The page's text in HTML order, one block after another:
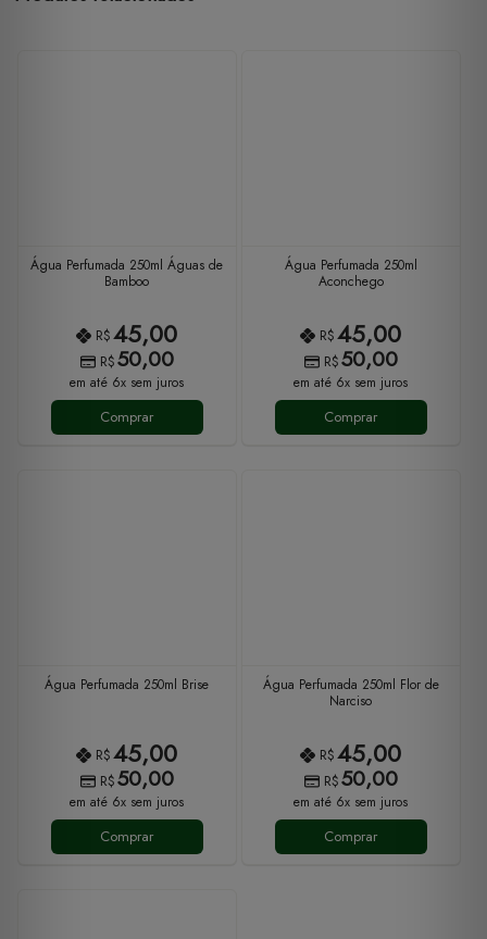
Água Perfumada 250ml Águas de
Bamboo
R$45,00
R$50,00
em até 6x sem juros
Comprar
Água Perfumada 250ml
Aconchego
R$45,00
R$50,00
em até 6x sem juros
Comprar
Água Perfumada 250ml Brise
R$45,00
R$50,00
em até 6x sem juros
Comprar
Água Perfumada 250ml Flor de
Narciso
R$45,00
R$50,00
em até 6x sem juros
Comprar